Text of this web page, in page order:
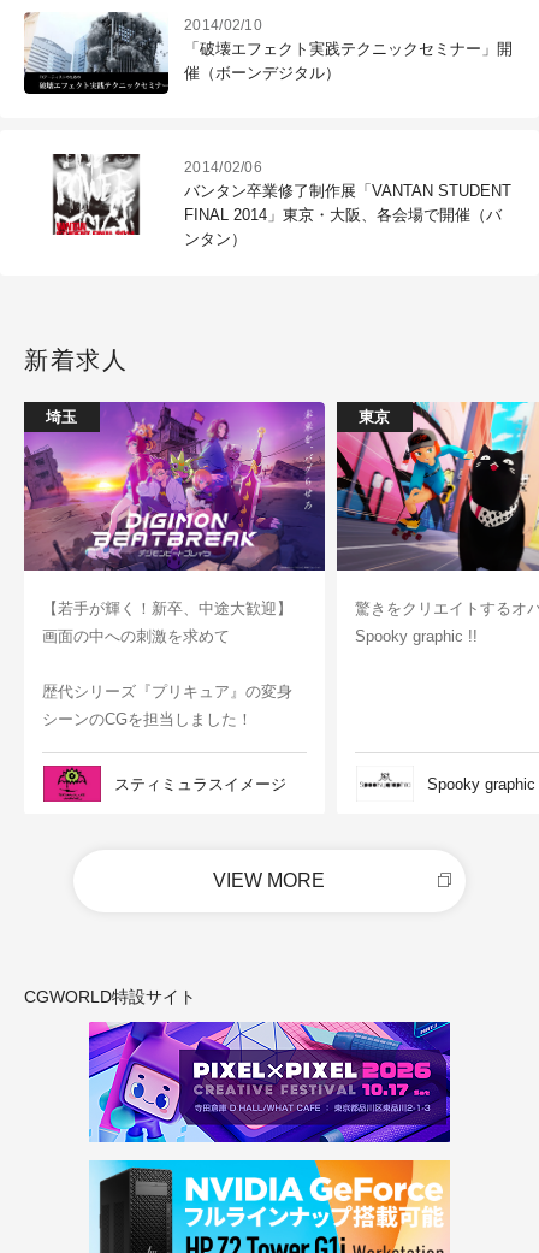
2014/02/10
「破壊エフェクト実践テクニックセミナー」開
催（ボーンデジタル）
2014/02/06
バンタン卒業修了制作展「VANTAN STUDENT
FINAL 2014」東京・大阪、各会場で開催（バ
ンタン）
新着求人
埼玉
【若手が輝く！新卒、中途大歓迎】
画面の中への刺激を求めて
歴代シリーズ『プリキュア』の変身
シーンのCGを担当しました！
スティミュラスイメージ
東京
驚きをクリエイトするオ
Spooky graphic !!
Spooky graphic
VIEW MORE
CGWORLD特設サイト